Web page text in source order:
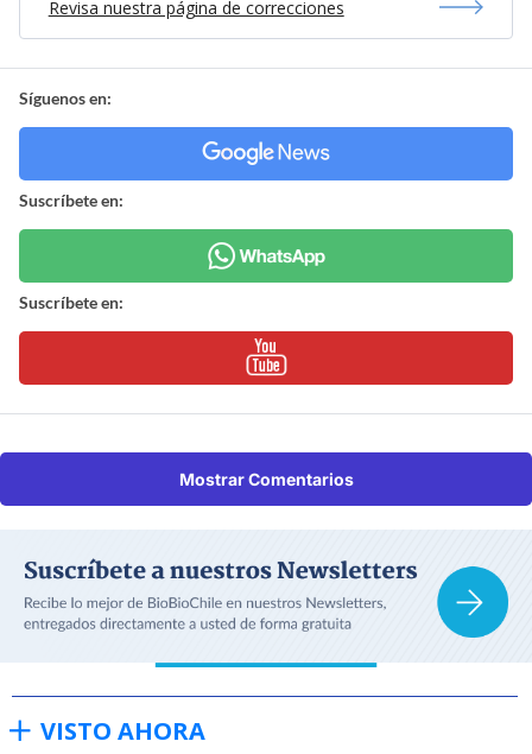
Revisa nuestra página de correcciones
Síguenos en:
Suscríbete en:
Suscríbete en:
Mostrar Comentarios
VISTO AHORA